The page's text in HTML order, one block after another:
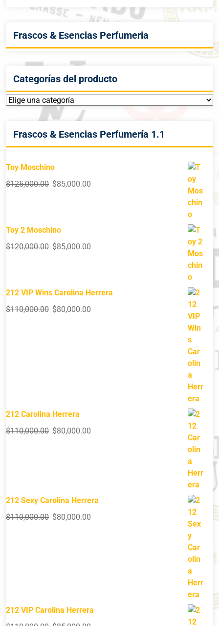
Frascos & Esencias Perfumeria
Categorías del producto
Frascos & Esencias Perfumería 1.1
Toy Moschino
$125,000.00 $85,000.00
Toy 2 Moschino
$120,000.00 $85,000.00
212 VIP Wins Carolina Herrera
$110,000.00 $80,000.00
212 Carolina Herrera
$110,000.00 $80,000.00
212 Sexy Carolina Herrera
$110,000.00 $80,000.00
212 VIP Carolina Herrera